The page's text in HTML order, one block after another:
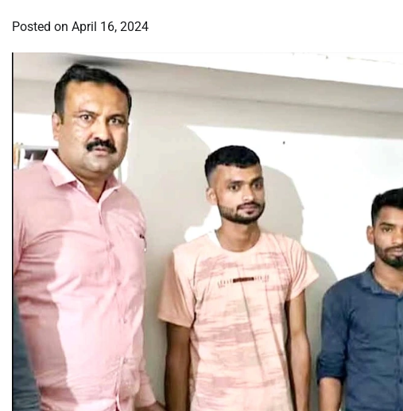
Posted on April 16, 2024